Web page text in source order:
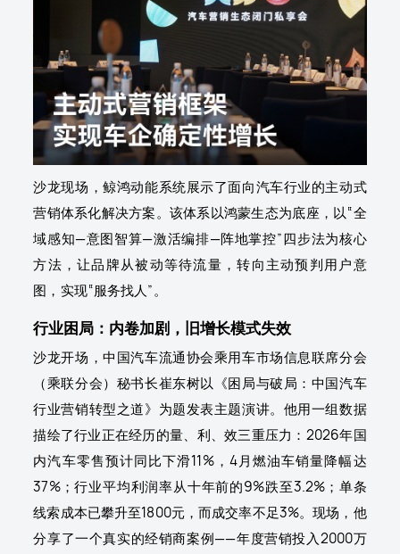
沙龙现场，鲸鸿动能系统展示了面向汽车行业的主动式
营销体系化解决方案。该体系以鸿蒙生态为底座，以“全
域感知—意图智算—激活编排—阵地掌控”四步法为核心
方法，让品牌从被动等待流量，转向主动预判用户意
图，实现“服务找人”。
行业困局：内卷加剧，旧增长模式失效
沙龙开场，中国汽车流通协会乘用车市场信息联席分会
（乘联分会）秘书长崔东树以《困局与破局：中国汽车
行业营销转型之道》为题发表主题演讲。他用一组数据
描绘了行业正在经历的量、利、效三重压力：2026年国
内汽车零售预计同比下滑11%，4月燃油车销量降幅达
37%；行业平均利润率从十年前的9%跌至3.2%；单条
线索成本已攀升至1800元，而成交率不足3%。现场，他
分享了一个真实的经销商案例——年度营销投入2000万